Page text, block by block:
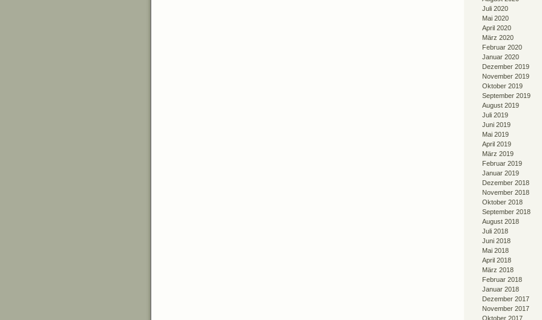
Juli 2020
Mai 2020
April 2020
März 2020
Februar 2020
Januar 2020
Dezember 2019
November 2019
Oktober 2019
September 2019
August 2019
Juli 2019
Juni 2019
Mai 2019
April 2019
März 2019
Februar 2019
Januar 2019
Dezember 2018
November 2018
Oktober 2018
September 2018
August 2018
Juli 2018
Juni 2018
Mai 2018
April 2018
März 2018
Februar 2018
Januar 2018
Dezember 2017
November 2017
Oktober 2017